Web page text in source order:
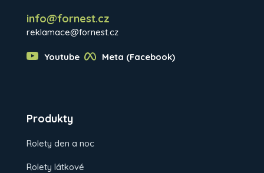
info@fornest.cz
reklamace@fornest.cz
Youtube Meta (Facebook)
Produkty
Rolety den a noc
Rolety látkové